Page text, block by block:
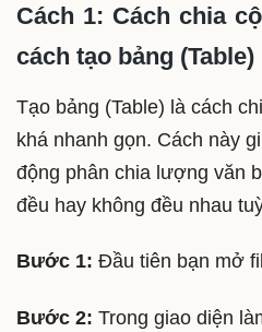
Cách 1: Cách chia
cách tạo bảng (Table)
Tạo bảng (Table) là cách
khá nhanh gọn. Cách này
động phân chia lượng văn
đều hay không đều nhau
Bước 1: Đầu tiên bạn mở
Bước 2: Trong giao diện